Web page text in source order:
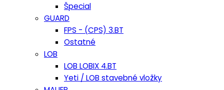
Špecial
GUARD
FPS - (CPS) 3.BT
Ostatné
LOB
LOB LOBIX 4.BT
Yeti / LOB stavebné vložky